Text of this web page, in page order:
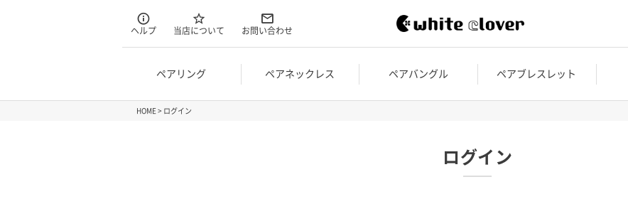
ヘルプ 当店について お問い合わせ
ペアリング ペアネックレス ペアバングル ペアブレスレット
HOME ログイン
ログイン